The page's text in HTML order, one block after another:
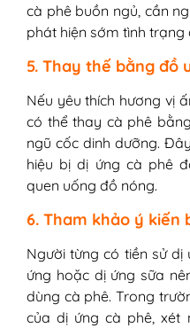
cà phê buồn ngủ, cần
phát hiện sớm tình trạng
5. Thay thế bằng đồ
Nếu yêu thích hương vị
có thể thay cà phê
ngũ cốc dinh dưỡng.
hiệu bị dị ứng cà phê
quen uống đồ nóng.
6. Tham khảo ý kiến
Người từng có tiền sử dị
ứng hoặc dị ứng sữa
dùng cà phê. Trong
của dị ứng cà phê, xét